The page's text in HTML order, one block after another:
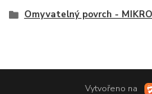
Omyvatelný povrch -
Vytvořeno na